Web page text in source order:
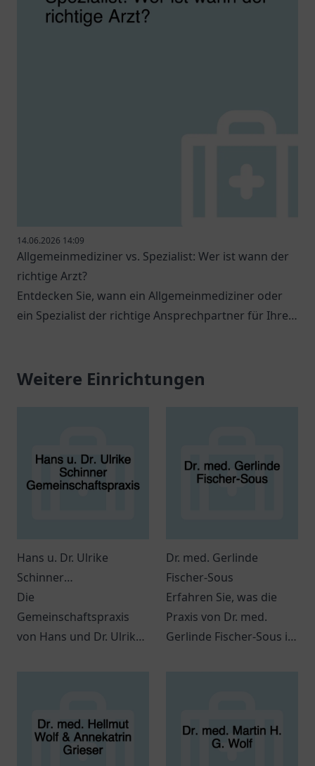
14.06.2026 14:09
Allgemeinmediziner vs. Spezialist: Wer ist wann der
richtige Arzt?
Entdecken Sie, wann ein Allgemeinmediziner oder
ein Spezialist der richtige Ansprechpartner für Ihre
Weitere Einrichtungen
Hans u. Dr. Ulrike
Schinner
Gemeinschaftspraxis
Die
Gemeinschaftspraxis
von Hans und Dr. Ulrike
Dienstleistungen für die
ganze Familie.
Dr. med. Gerlinde
Fischer-Sous
Erfahren Sie, was die
Praxis von Dr. med.
Gerlinde Fischer-Sous in
Betreuung warten auf